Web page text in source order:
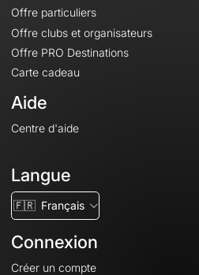
Offre particuliers
Offre clubs et organisateurs
Offre PRO Destinations
Carte cadeau
Aide
Centre d'aide
Langue
🇫🇷 Français
Connexion
Créer un compte